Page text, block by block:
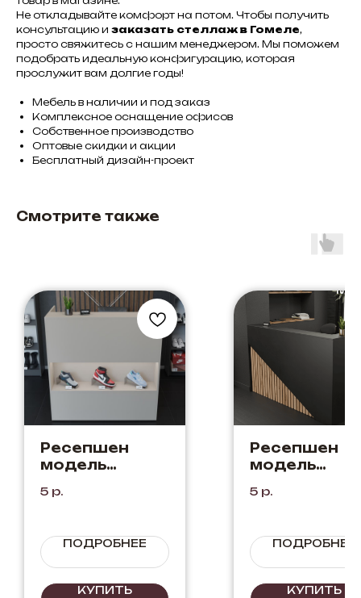
Не откладывайте комфорт на потом. Чтобы получить
консультацию и заказать стеллаж в Гомеле,
просто свяжитесь с нашим менеджером. Мы поможем
подобрать идеальную конфигурацию, которая
прослужит вам долгие годы!
Мебель в наличии и под заказ
Комплексное оснащение офисов
Собственное производство
Оптовые скидки и акции
Бесплатный дизайн-проект
Смотрите также
Ресепшен
модель
Капучино
5 р.
ПОДРОБНЕЕ
КУПИТЬ
Ресепшен
модель
Черный+Дуб
5 р.
ПОДРОБНЕЕ
КУПИТЬ